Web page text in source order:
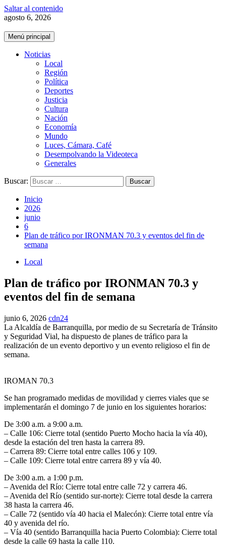
Saltar al contenido
agosto 6, 2026
Menú principal
Noticias
Local
Región
Política
Deportes
Justicia
Cultura
Nación
Economía
Mundo
Luces, Cámara, Café
Desempolvando la Videoteca
Generales
Buscar:
Inicio
2026
junio
6
Plan de tráfico por IRONMAN 70.3 y eventos del fin de
semana
Local
Plan de tráfico por IRONMAN 70.3 y
eventos del fin de semana
junio 6, 2026 cdn24
La Alcaldía de Barranquilla, por medio de su Secretaría de Tránsito
y Seguridad Vial, ha dispuesto de planes de tráfico para la
realización de un evento deportivo y un evento religioso el fin de
semana.
IROMAN 70.3
Se han programado medidas de movilidad y cierres viales que se
implementarán el domingo 7 de junio en los siguientes horarios:
De 3:00 a.m. a 9:00 a.m.
– Calle 106: Cierre total (sentido Puerto Mocho hacia la vía 40),
desde la estación del tren hasta la carrera 89.
– Carrera 89: Cierre total entre calles 106 y 109.
– Calle 109: Cierre total entre carrera 89 y vía 40.
De 3:00 a.m. a 1:00 p.m.
– Avenida del Río: Cierre total entre calle 72 y carrera 46.
– Avenida del Río (sentido sur-norte): Cierre total desde la carrera
38 hasta la carrera 46.
– Calle 72 (sentido vía 40 hacia el Malecón): Cierre total entre vía
40 y avenida del río.
– Vía 40 (sentido Barranquilla hacia Puerto Colombia): Cierre total
desde la calle 69 hasta la calle 110.